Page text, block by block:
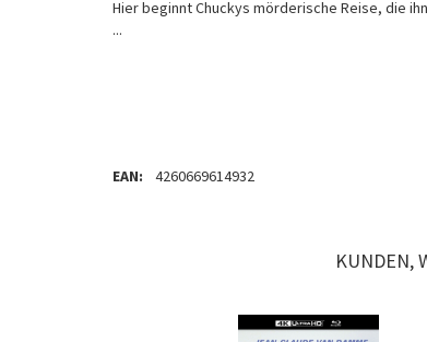
Hier beginnt Chuckys mörderische Reise, die
...
EAN: 4260669614932
KUNDEN,